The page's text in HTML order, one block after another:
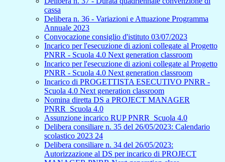
cassa
Delibera n. 36 - Variazioni e Attuazione Programma
Annuale 2023
Convocazione consiglio d'istituto 03/07/2023
Incarico per l'esecuzione di azioni collegate al Progetto
PNRR - Scuola 4.0 Next generation classroom
Incarico per l'esecuzione di azioni collegate al Progetto
PNRR - Scuola 4.0 Next generation classroom
Incarico di PROGETTISTA ESECUTIVO PNRR -
Scuola 4.0 Next generation classroom
Nomina diretta DS a PROJECT MANAGER
PNRR_Scuola 4.0
Assunzione incarico RUP PNRR_Scuola 4.0
Delibera consiliare n. 35 del 26/05/2023: Calendario
scolastico 2023 24
Delibera consiliare n. 34 del 26/05/2023:
Autorizzazione al DS per incarico di PROJECT